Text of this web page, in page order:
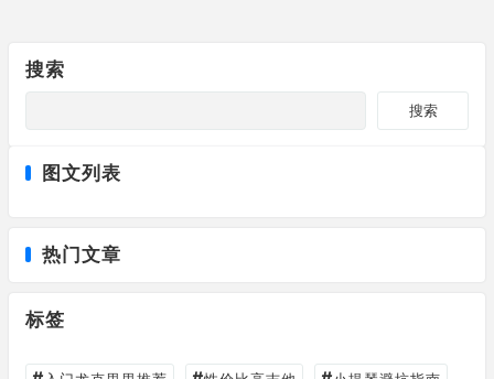
搜索
搜索
图文列表
热门文章
标签